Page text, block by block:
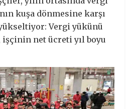
kuşa dönmesine karşı
Vergi yükünü
net ücreti yıl boyu